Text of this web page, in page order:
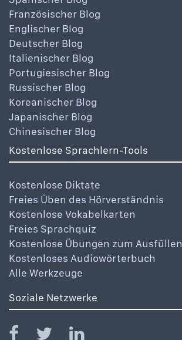
Französischer Blog
Englischer Blog
Deutscher Blog
Italienischer Blog
Portugiesischer Blog
Russischer Blog
Koreanischer Blog
Japanischer Blog
Chinesischer Blog
Kostenlose Sprachlern-Tools
Kostenlose Diktate
Freies Üben des Hörverständnis
Kostenlose Vokabelkarten
Freies Sprachquiz
Kostenlose Übungen zum Ausfüllen
Kostenloses Audiowörterbuch
Alle Werkzeuge
Soziale Netzwerke